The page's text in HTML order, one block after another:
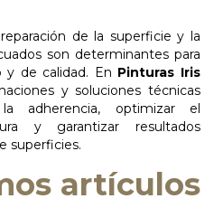
de la superficie y la
son determinantes para
y de calidad. En Pinturas Iris
y soluciones técnicas
adherencia, optimizar el
y garantizar resultados
superficies.
artículos